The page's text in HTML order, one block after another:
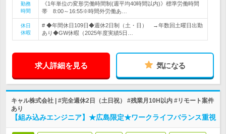
勤務
時間
《1年単位の変形労働時間制(週平均40時間以内)》標準労働時間
帯 8:00～16:55※時間外労働あ…
休日
休暇
# ◆年間休日109日◆週休2日制（土・日） →年数回土曜日出勤
あり◆GW休暇（2025年度実績5日…
求人詳細を見る 気になる
キャル株式会社 | #完全週休2日（土日祝） #残業月10H以内 #リモート案件
あり
【組み込みエンジニア】★広島限定★ワークライフバランス重視